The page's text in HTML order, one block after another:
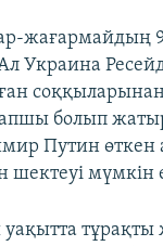
жағармайдың
Украина
соққыларынан
болып
Путин өткен
шектеуі мүмкін
тұрақты